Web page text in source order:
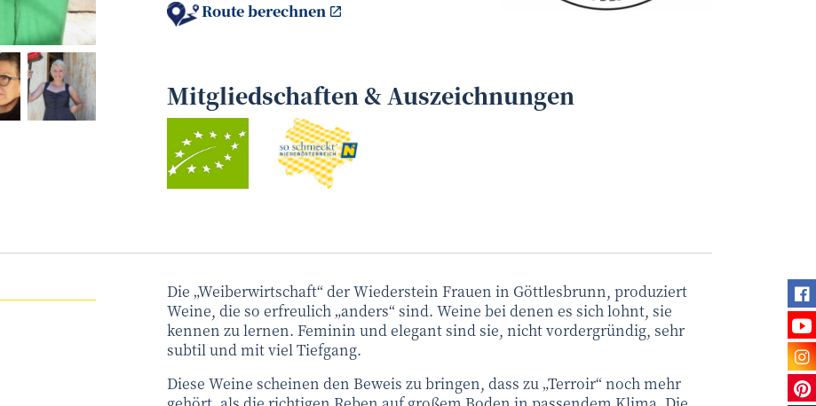
Manuela Melichar
Route berechnen
Mitgliedschaften & Auszeichnungen
Die „Weiberwirtschaft“ der Wiederstein Frauen in Göttlesbrunn, produziert
Weine, die so erfreulich „anders“ sind. Weine bei denen es sich lohnt, sie
kennen zu lernen. Feminin und elegant sind sie, nicht vordergründig, sehr
subtil und mit viel Tiefgang.
Diese Weine scheinen den Beweis zu bringen, dass zu „Terroir“ noch mehr